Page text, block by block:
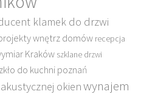
klamek do drzwi
wnętrz domów recepcja
Kraków szklane drzwi
do kuchni poznań
okienwynajem